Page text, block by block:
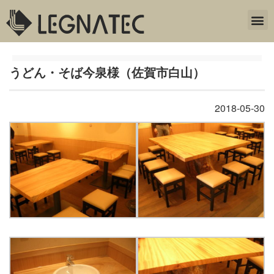
うどん・そば今泉様（佐賀市白山）
2018-05-30